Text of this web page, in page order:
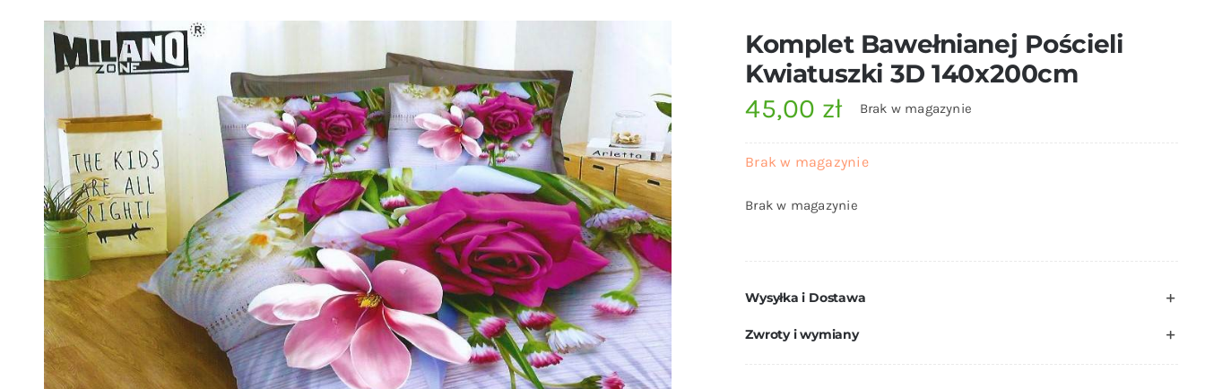
Komplet Bawełnianej Pościeli
Kwiatuszki 3D 140x200cm
45,00 zł Brak w magazynie
Brak w magazynie
Brak w magazynie
Wysyłka i Dostawa
Zwroty i wymiany